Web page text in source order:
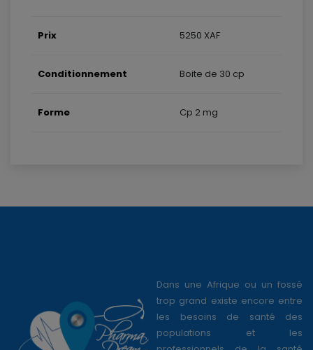
Prix 5250 XAF
Conditionnement Boite de 30 cp
Forme Cp 2 mg
Dans une Afrique ou un fossé
trop grand existe encore entre
les besoins de santé des
populations et les